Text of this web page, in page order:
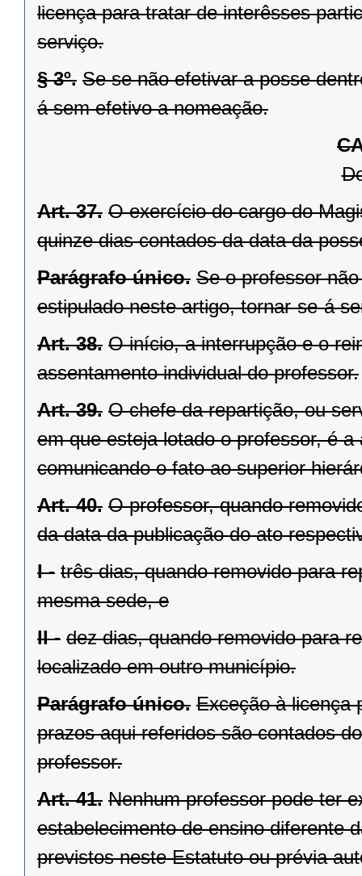
licença para tratar de interêsses
serviço.
§ 3º. Se se não efetivar a posse
á sem efetivo a nomeação.
Art. 37. O exercício do cargo do
quinze dias contados da data da
Parágrafo único. Se o professor
estipulado neste artigo, tornar-se-á
Art. 38. O início, a interrupção e o
assentamento individual do professor.
Art. 39. O chefe da repartição, ou
em que esteja lotado o professor, é
comunicando o fato ao superior
Art. 40. O professor, quando
da data da publicação do ato
I - três dias, quando removido para
mesma sede, e
II - dez dias, quando removido para
localizado em outro município.
Parágrafo único. Exceção à licença
prazos aqui referidos são contados
professor.
Art. 41. Nenhum professor pode ter
estabelecimento de ensino diferente
previstos neste Estatuto ou prévia